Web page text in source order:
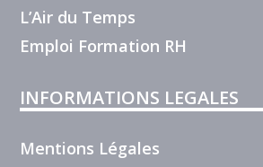
L’Air du Temps
Emploi Formation RH
INFORMATIONS LEGALES
Mentions Légales